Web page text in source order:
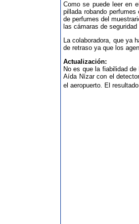
Como se puede leer en
pillada robando
de perfumes del
las cámaras de
La colaboradora, que ya
de retraso ya que los
Actualización:
No es que la fiabilidad
Aída Nízar con el
el aeropuerto. El